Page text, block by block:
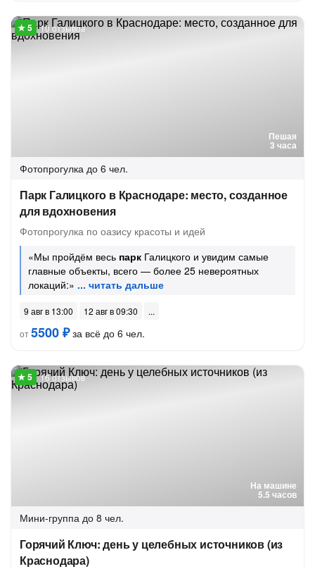
Пешая
3 часа
10 отзывов
Фотопрогулка до 6 чел.
Парк Галицкого в Краснодаре: место, созданное
для вдохновения
Фотопрогулка по оазису красоты и идей
«Мы пройдём весь парк Галицкого и увидим самые
главные объекты, всего — более 25 невероятных
локаций:»
9 авг в 13:00
12 авг в 09:30
от5500 ₽за всё до 6 чел.
На машине
5.5 часов
16 отзывов
Мини-группа до 8 чел.
Горячий Ключ: день у целебных источников (из
Краснодара)